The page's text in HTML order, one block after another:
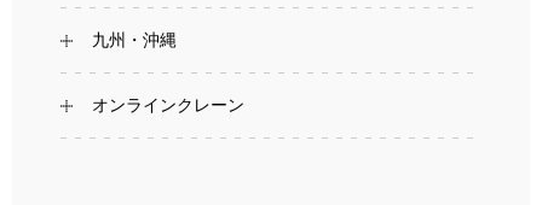
九州・沖縄
オンラインクレーン